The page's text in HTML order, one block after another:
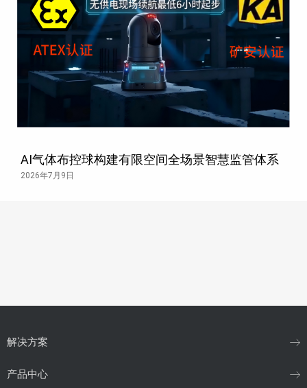
AI气体布控球构建有限空间全场景智慧监管体系
2026年7月9日
解决方案
产品中心